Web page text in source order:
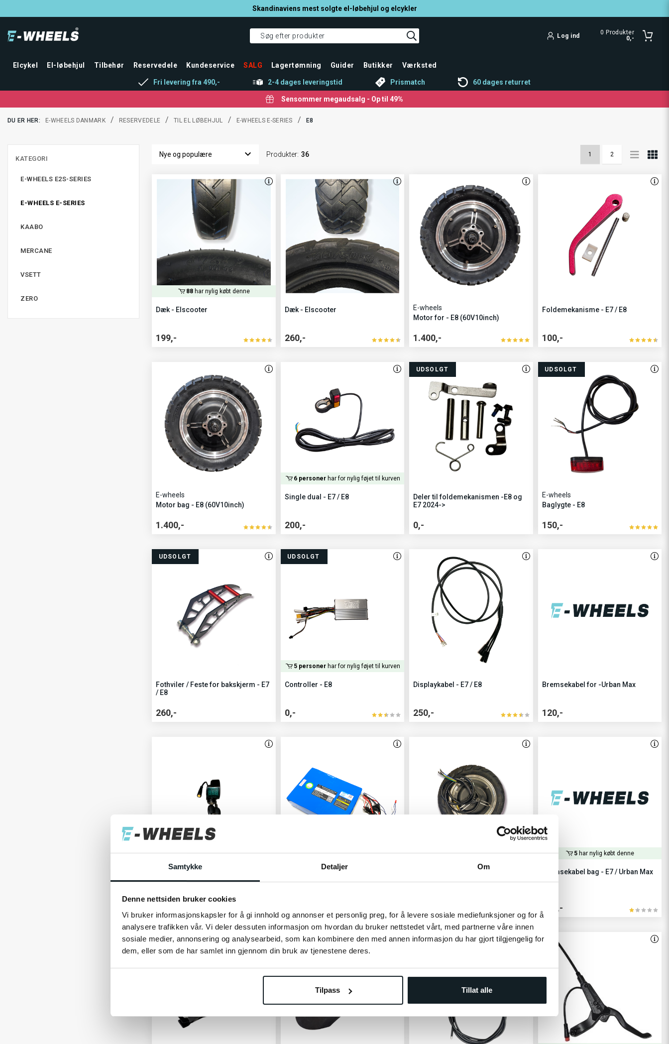
Samtykke Detaljer Om
Denne nettsiden bruker cookies
Vi bruker informasjonskapsler for å gi innhold og annonser et personlig preg, for å levere sosiale mediefunksjoner og for å
analysere trafikken vår. Vi deler dessuten informasjon om hvordan du bruker nettstedet vårt, med partnerne våre innen
sosiale medier, annonsering og analysearbeid, som kan kombinere den med annen informasjon du har gjort tilgjengelig for
dem, eller som de har samlet inn gjennom din bruk av tjenestene deres.
Tilpass Tillat alle
Skandinaviens mest solgte el-løbehjul og elcykler
Log ind 0 Produkter
0,-
Elcykel El-løbehjul Tilbehør Reservedele Kundeservice SALG Lagertømning Guider Butikker Værksted
Fri levering fra 490,- 2-4 dages leveringstid Prismatch 60 dages returret
Sensommer megaudsalg - Op til 49%
DU ER HER: E-WHEELS DANMARK / RESERVEDELE / TIL EL LØBEHJUL / E-WHEELS E-SERIES / E8
KATEGORI
E-WHEELS E2S-SERIES
E-WHEELS E-SERIES
KAABO
MERCANE
VSETT
ZERO
Produkter: 36 1 2
88 har nylig købt denne
Dæk - Elscooter
199,-
Dæk - Elscooter
260,-
E-wheels
Motor for - E8 (60V10inch)
1.400,-
Foldemekanisme - E7 / E8
100,-
E-wheels
Motor bag - E8 (60V10inch)
1.400,-
6 personerhar for nylig føjet til kurven
Single dual - E7 / E8
200,-
UDSOLGT
Deler til foldemekanismen -E8 og
E7 2024->
0,-
UDSOLGT
E-wheels
Baglygte - E8
150,-
UDSOLGT
Fothviler / Feste for bakskjerm - E7
/ E8
260,-
UDSOLGT
5 personerhar for nylig føjet til kurven
Controller - E8
0,-
Displaykabel - E7 / E8
250,-
Bremsekabel for -Urban Max
120,-
7 personerhar for nylig føjet til kurven
E-wheels
Tenningslås med Voltmeter - E7 /
Battery (60V - 26Ah)
11 personerhar for nylig føjet til kurven 5 har nylig købt denne
Bremsekabel bag - E7 / Urban Max
100,-
UDSOLGT KUN I BUTIK